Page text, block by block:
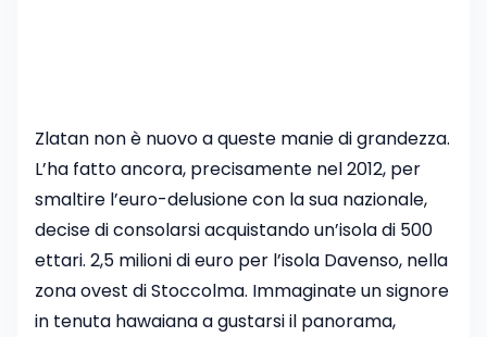
Zlatan non è nuovo a queste manie di grandezza.
L’ha fatto ancora, precisamente nel 2012, per
smaltire l’euro-delusione con la sua nazionale,
decise di consolarsi acquistando un’isola di 500
ettari. 2,5 milioni di euro per l’isola Davenso, nella
zona ovest di Stoccolma. Immaginate un signore
in tenuta hawaiana a gustarsi il panorama,